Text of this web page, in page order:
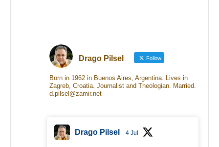
Drago Pilsel Follow
Born in 1962 in Buenos Aires, Argentina. Lives in
Zagreb, Croatia. Journalist and Theologian. Married.
d.pilsel@zamir.net
Drago Pilsel 4 Jul